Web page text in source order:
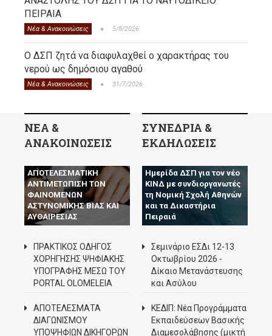
ΠΕΙΡΑΙΑ
Νέα & Ανακοινώσεις 5/8/2026
Ο ΔΣΠ ζητά να διαφυλαχθεί ο χαρακτήρας του
νερού ως δημόσιου αγαθού
Νέα & Ανακοινώσεις 31/7/2026
ΝΕΑ &
ΑΝΑΚΟΙΝΩΣΕΙΣ
ΑΠΟΤΕΛΕΣΜΑΤΙΚΗ
ΑΝΤΙΜΕΤΩΠΙΣΗ ΤΩΝ
ΦΑΙΝΟΜΕΝΩΝ
ΑΣΤΥΝΟΜΙΚΗΣ ΒΙΑΣ ΚΑΙ
ΑΥΘΑΙΡΕΣΙΑΣ
ΠΡΑΚΤΙΚΟΣ ΟΔΗΓΟΣ
ΧΟΡΗΓΗΣΗΣ ΨΗΦΙΑΚΗΣ
ΥΠΟΓΡΑΦΗΣ ΜΕΣΩ ΤΟΥ
PORTAL OLOMELEIA
ΑΠΟΤΕΛΕΣΜΑΤΑ
ΔΙΑΓΩΝΙΣΜΟΥ
ΥΠΟΨΗΦΙΩΝ ΔΙΚΗΓΟΡΩΝ
ΣΥΝΕΔΡΙΑ &
ΕΚΔΗΛΩΣΕΙΣ
Ημερίδα ΔΣΠ για τον νέο
ΚΙΝΔ με συνδιοργανωτές
τη Νομική Σχολή Αθηνών
και τα Δικαστήρια
Πειραιά
Σεμινάριο ΕΣΔι 12-13
Οκτωβρίου 2026 -
Δίκαιο Μετανάστευσης
και Ασύλου
ΚΕΔΙΠ: Νέα Προγράμματα
Εκπαιδεύσεων Βασικής
Διαμεσολάβησης (μικτή